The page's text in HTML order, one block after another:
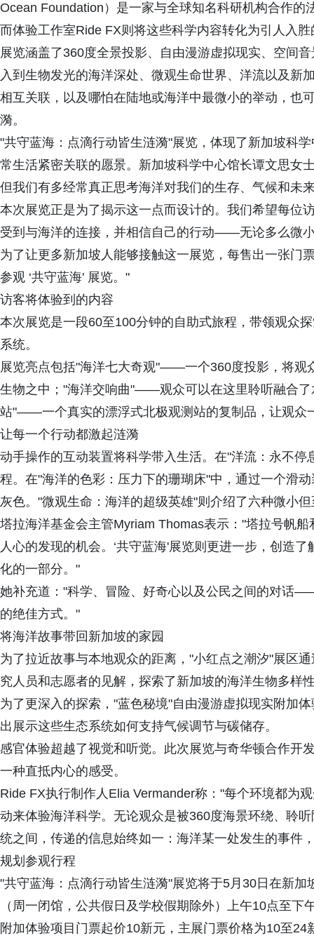
Ocean Foundation）是一家与全球知名科研机构合作
而体验工作室Ride FX则将这些科学内容转化为引人入
展览涵盖了360度全景投影、自由漫游虚拟现实、空间
入到生物发光的海洋深处、微观生命世界、洋流以及新
相互关联，以及哪怕在陆地或海洋中最微小的举动，也
漪。
"共守蓝海：点滴行动皆生涟漪"展览，体现了新加坡科
常生活紧密关联的愿景。新加坡科学中心馆长谭文思女
但我们有多经常真正思考海洋对我们的生存、气候和未
本次展览正是为了揭示这一点而设计的。我们希望每位
受到与海洋的连接，并相信自己的行动——无论多么微
为了让更多新加坡人能够接触这一展览，每售出一张门
参观 ‘共守蓝海' 展览。"
访客将体验到的内容
本次展览是一段60至100分钟的自助式旅程，带领观众
系统。
展览亮点包括"海洋七大奇观"——一个360度投影，将观
生物之中；"海洋交响曲"——观众可以在这里聆听融合
站"——一个真实的漂浮式北极观测站的复制品，让观众
让每一个行动都激起涟漪
动手操作的互动装置将科学带入生活。在"洋流：永不
程。在"海洋的色彩：压力下的珊瑚床"中，通过一个滑
灰色。"微观生命：海洋的超级英雄"则介绍了六种微小
塔拉海洋基金会主管Myriam Thomas表示："塔拉号帆
人心的发现的机会。‘共守蓝海'展览则更进一步，创造
化的一部分。"
她补充道："科学、冒险、好奇心以及公民之间的对话
的绝佳方式。"
将海洋故事带回新加坡的家园
为了拉近故事与本地观众的距离，"小红点之潮汐"展区
究人员和志愿者的见解，探索了新加坡的海洋生物多样
为了更深入的探索，"蓝色秘境"自由漫游虚拟现实附加
出展示这些生态系统如何支持气候调节与碳储存。
感官体验超越了视觉和听觉。此次展览与奇华顿合作开
一种直抵内心的感受。
Ride FX执行制作人Elia Vermander称："每个环境都为
动来体验海洋科学。无论观众是被360度海景环绕、聆
统之间，传递的信息始终如一：海洋某一处发生的事件
规划参观行程
"共守蓝海：点滴行动皆生涟漪"展览将于5月30日在新
（周一闭馆，公共假日及学校假期除外）上午10点至下
附加体验项目门票起价10新元，主展门票价格为10至